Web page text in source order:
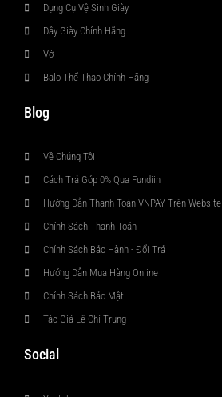
Dụng Cụ Vệ Sinh Giày
Dây Giày Chính Hãng
Vớ
Balo Thể Thao Chính Hãng
Blog
Về Chúng Tôi
Cách Trả Góp 0% Qua Fundiin
Hướng Dẫn Thanh Toán VNPAY Trên Website
Chính Sách Thanh Toán
Chính Sách Bảo Hành - Đổi Trả
Hướng Dẫn Mua Hàng Online
Chính Sách Bảo Mật
Tác Giả Lê Chí Trung
Social